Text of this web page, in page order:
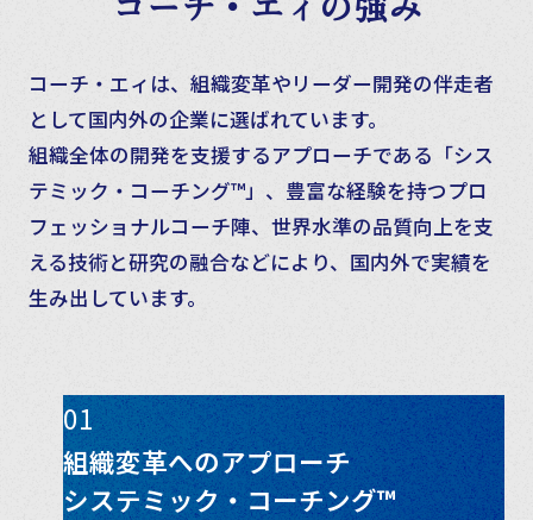
コーチ・エィは、組織変革やリーダー開発の伴走者
として国内外の企業に選ばれています。
組織全体の開発を支援するアプローチである「シス
テミック・コーチング™」、 豊富な経験を持つプロ
フェッショナルコーチ陣、世界水準の品質向上を支
える技術と研究の融合などにより、 国内外で実績を
生み出しています。
01
組織変革へのアプローチ
システミック・コーチング™